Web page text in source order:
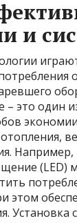
и
– это один
Например,
(LED)
этом
Установка